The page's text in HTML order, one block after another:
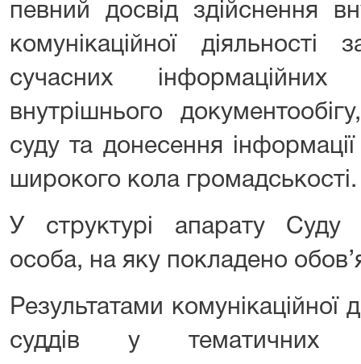
певний досвід здійснення
комунікаційної
сучасних інформаційних
внутрішнього
суду та донесення
широкого кола громадськості.
У структурі апарату Суду
особа, на яку покладено
Результатами комунікаційної
суддів у тематичних